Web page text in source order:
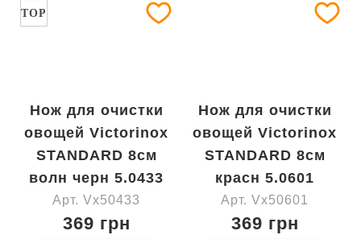
TOP
Нож для очистки
овощей Victorinox
STANDARD 8см
волн черн 5.0433
Арт. Vx50433
369 грн
Нож для очистки
овощей Victorinox
STANDARD 8см
красн 5.0601
Арт. Vx50601
369 грн